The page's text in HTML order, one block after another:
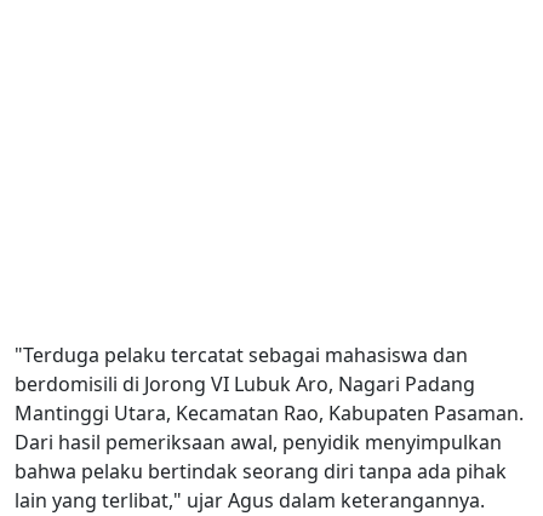
"Terduga pelaku tercatat sebagai mahasiswa dan
berdomisili di Jorong VI Lubuk Aro, Nagari Padang
Mantinggi Utara, Kecamatan Rao, Kabupaten Pasaman.
Dari hasil pemeriksaan awal, penyidik menyimpulkan
bahwa pelaku bertindak seorang diri tanpa ada pihak
lain yang terlibat," ujar Agus dalam keterangannya.